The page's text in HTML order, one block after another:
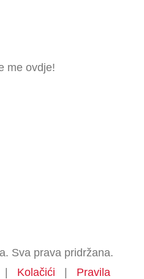
me ovdje!
Sva prava pridržana.
| Kolačići | Pravila